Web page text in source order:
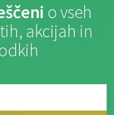
o vseh
akcijah in